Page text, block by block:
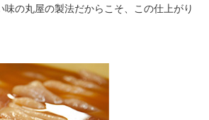
味の丸屋の製法だからこそ、この仕上がり